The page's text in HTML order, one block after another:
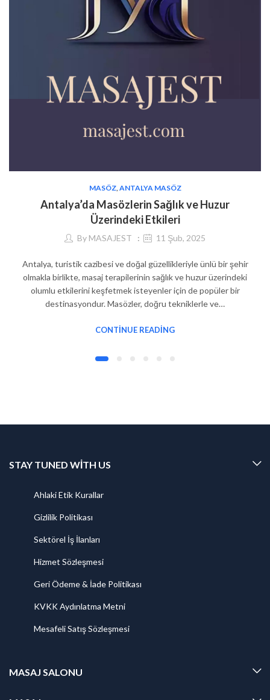
MASÖZ, ANTALYA MASÖZ
Antalya’da Masözlerin Sağlık ve Huzur
Üzerindeki Etkileri
By MASAJEST 11 Şub, 2025
Antalya, turistik cazibesi ve doğal güzellikleriyle ünlü bir şehir
olmakla birlikte, masaj terapilerinin sağlık ve huzur üzerindeki
olumlu etkilerini keşfetmek isteyenler için de popüler bir
destinasyondur. Masözler, doğru tekniklerle ve…
CONTINUE READING
STAY TUNED WITH US
Ahlaki Etik Kurallar
Gizlilik Politikası
Sektörel İş İlanları
Hizmet Sözleşmesi
Geri Ödeme & İade Politikası
KVKK Aydınlatma Metni
Mesafeli Satış Sözleşmesi
MASAJ SALONU